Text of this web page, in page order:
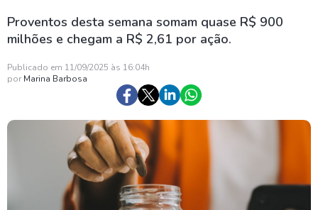
Proventos desta semana somam quase R$ 900
milhões e chegam a R$ 2,61 por ação.
Publicado em 11/09/2025 às 16:04h
por Marina Barbosa